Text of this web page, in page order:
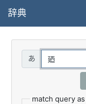
辞典
match query as